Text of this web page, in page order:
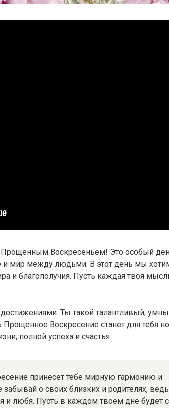
Воскресеньем! Это особый
и мир между людьми. В этот день мы
и благополучия. Пусть каждая твоя
Ты такой талантливый,
Воскресение станет для тебя
полной успеха и счастья.
принесет тебе мирную гармонию и
о своих близких и родителях,
и любя. Пусть в каждом твоем дне будет